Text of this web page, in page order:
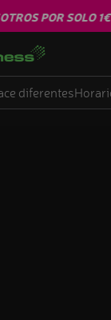
POR SOLO 1€!
diferentes